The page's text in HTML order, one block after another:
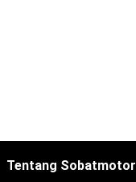
Tentang Sobatmotor